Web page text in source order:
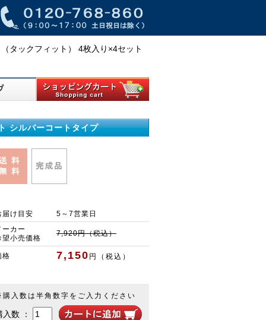
タックフィット） 4枚入り×4セット
シルバーコートタイプ
届け目安
5～7営業日
ーカー
望小売価格
7,920円（税込）
格 7,150 円（税込）
入数は半角数字をご入力ください
入数 ：